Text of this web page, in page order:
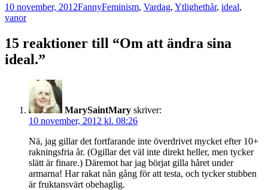
Postat
10 november, 2012Författare
FannyKategorier
Feminism, Vardag, YtlighetTaggar
hår, ideal,
vanor
15 reaktioner till “Om att ändra sina
ideal.”
MarySaintMary skriver:
10 november, 2012 kl. 08:26
Nä, jag gillar det fortfarande inte överdrivet mycket efter 10+
rakningsfria år. (Ogillar det väl inte direkt heller, men tycker
slätt är finare.) Däremot har jag börjat gilla håret under
armarna! Har rakat nån gång för att testa, och tycker stubben
är fruktansvärt obehaglig.